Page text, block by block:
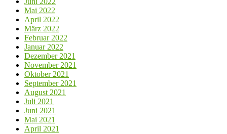
Mai 2022
April 2022
März 2022
Februar 2022
Januar 2022
Dezember 2021
November 2021
Oktober 2021
September 2021
August 2021
Juli 2021
Juni 2021
Mai 2021
April 2021